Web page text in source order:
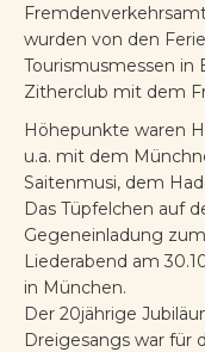
wurden von den
Tourismusmessen in
Zitherclub mit dem
Höhepunkte waren
u.a. mit dem
Saitenmusi, dem
Das Tüpfelchen auf
Gegeneinladung
Liederabend am
in München.
Der 20jährige
Dreigesangs war für